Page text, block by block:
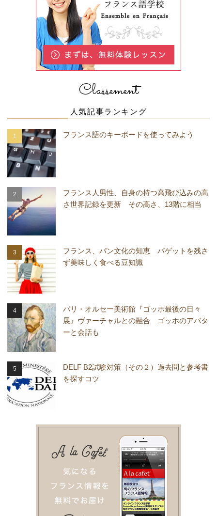
Classement
人気記事ランキング
フランス語のキーボードを使ってみよう
フランス人男性、自身の持つ高飛び込みの高
さ世界記録を更新 その高さ、13階に相当
フランス、パン文化の知恵 バゲットを残さ
ず美味しく食べる豆知識
パリ・オルセー美術館『ゴッホ最後の日々
展』ヴァーチャルとの融合 ゴッホのアバタ
ーと会話も
DELF B2試験対策（その２）過去問と参考書
を探すコツ